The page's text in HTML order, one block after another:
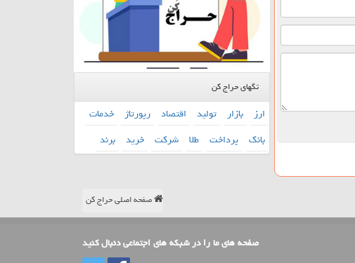
تگهای حراج کن
ارز بازار تولید اقتصاد رپورتاژ خدمات
بانك پرداخت طلا شركت خرید برند
صفحه اصلی حراج کن
صفحه های ما را در شبکه های اجتماعی دنبال کنید